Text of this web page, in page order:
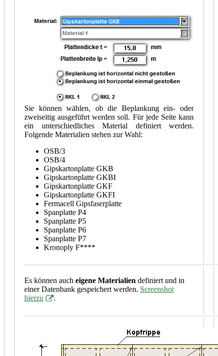
Sie können wählen, ob die Beplankung ein- oder
zweiseitig ausgeführt werden soll. Für jede Seite kann
ein unterschiedliches Material definiert werden.
Folgende Materialien stehen zur Wahl:
OSB/3
OSB/4
Gipskartonplatte GKB
Gipskartonplatte GKBI
Gipskartonplatte GKF
Gipskartonplatte GKFI
Fermacell Gipsfaserplatte
Spanplatte P4
Spanplatte P5
Spanplatte P6
Spanplatte P7
Kronoply F****
Es können auch eigene Materialien definiert und in
einer Datenbank gespeichert werden. Screenshot
hierzu
.